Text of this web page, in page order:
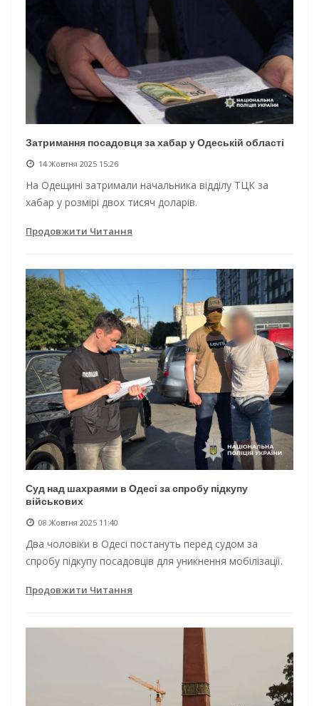
Затримання посадовця за хабар у Одеській області
14 Жовтня 2025 15:26
На Одещині затримали начальника відділу ТЦК за
хабар у розмірі двох тисяч доларів.
Продовжити Читання
Суд над шахраями в Одесі за спробу підкупу
військових
08 Жовтня 2025 11:40
Два чоловіки в Одесі постануть перед судом за
спробу підкупу посадовців для уникнення мобілізації.
Продовжити Читання